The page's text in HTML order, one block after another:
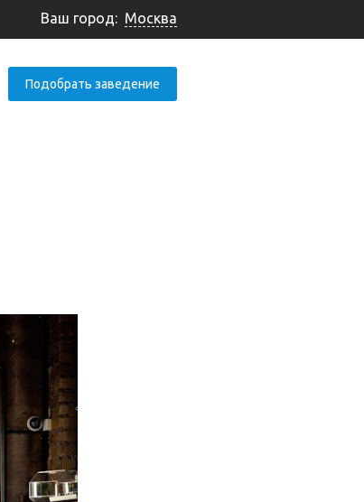
Ваш город: Москва
Подобрать заведение